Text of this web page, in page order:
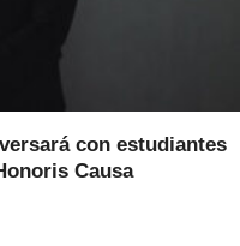
con estudiantes
Causa